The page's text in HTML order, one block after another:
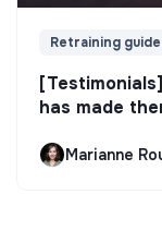
Retraining guide
has made
Marianne